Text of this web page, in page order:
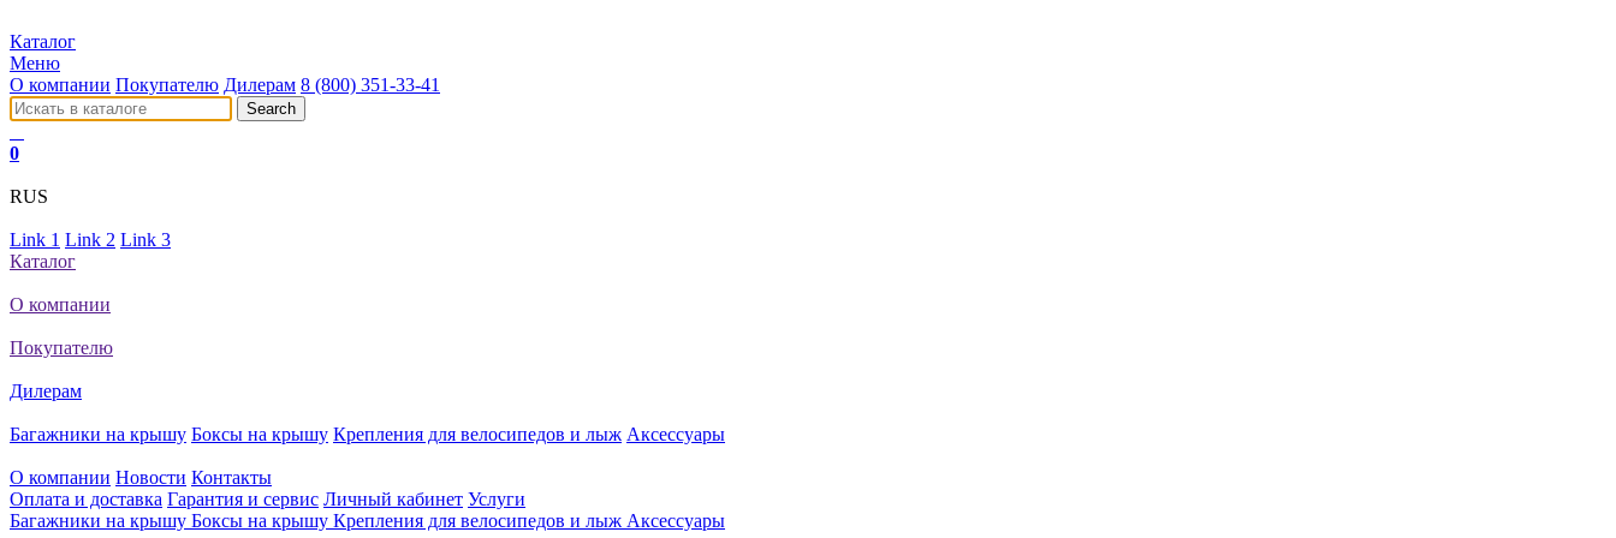
Каталог
Меню
О компании Покупателю Дилерам 8 (800) 351-33-41
0
RUS
Link 1 Link 2 Link 3
Каталог
О компании
Покупателю
Дилерам
Багажники на крышу Боксы на крышу Крепления для велосипедов и лыж Аксессуары
О компании Новости Контакты
Оплата и доставка Гарантия и сервис Личный кабинет Услуги
Багажники на крышу Боксы на крышу Крепления для велосипедов и лыж Аксессуары